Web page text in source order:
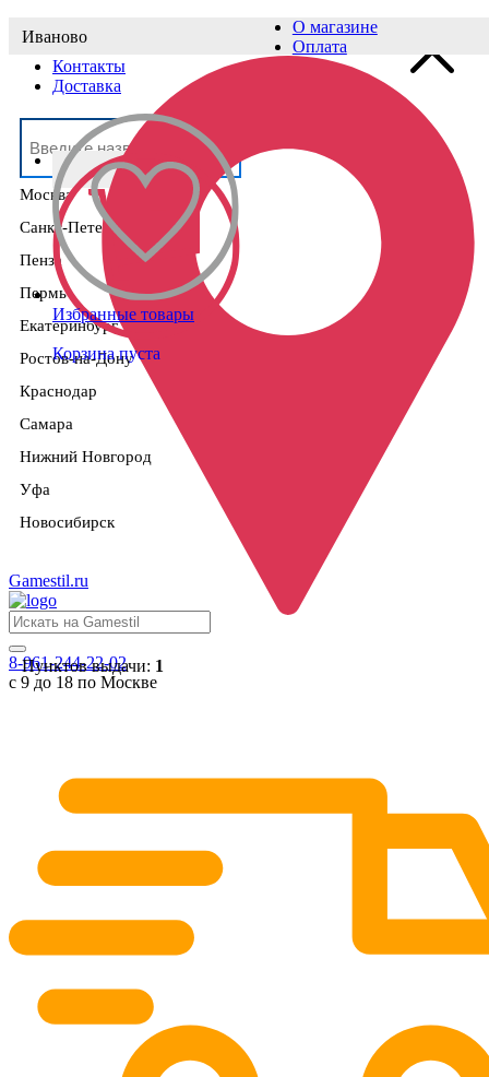
Выберите населённый пункт
Москва
Санкт-Петербург
Пенза
Пермь
Екатеринбург
Ростов-на-Дону
Краснодар
Самара
Нижний Новгород
Уфа
Новосибирск
Иваново
Пунктов выдачи: 1
О магазине
Оплата
Контакты
Доставка
Избранные товары
Корзина пуста
Gamestil.ru
8-961-244-22-02
с 9 до 18 по Москве